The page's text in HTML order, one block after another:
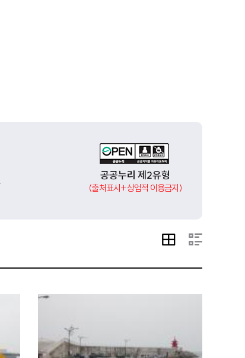
공공누리 제2유형
(출처표시+상업적 이용금지)